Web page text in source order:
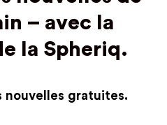
– avec la
la Spheriq.
nouvelles gratuites.